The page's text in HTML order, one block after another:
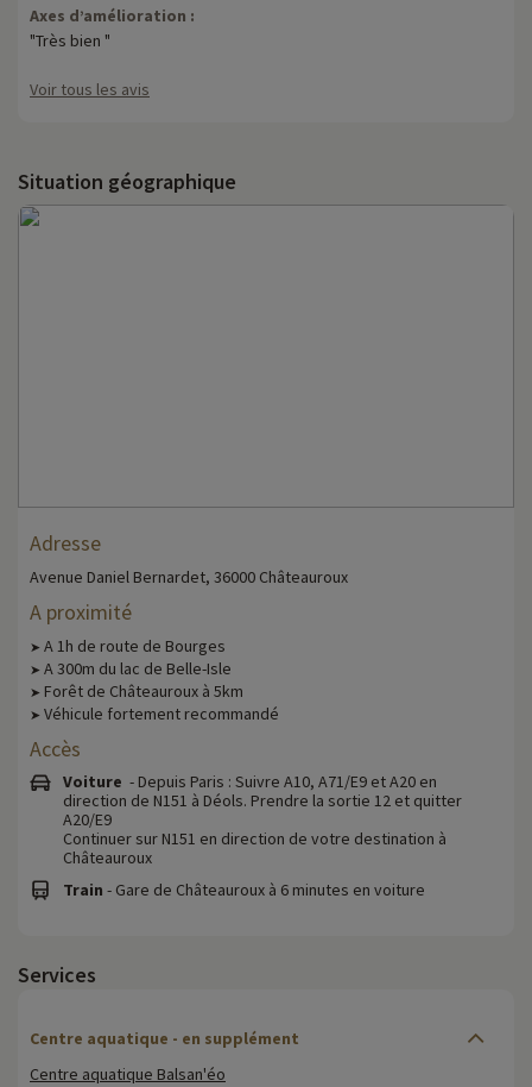
Axes d’amélioration :
"Très bien "
Voir tous les avis
Situation géographique
Adresse
Avenue Daniel Bernardet, 36000 Châteauroux
A proximité
➤ A 1h de route de Bourges
➤ A 300m du lac de Belle-Isle
➤ Forêt de Châteauroux à 5km
➤ Véhicule fortement recommandé
Accès
Voiture - Depuis Paris : Suivre A10, A71/E9 et A20 en
direction de N151 à Déols. Prendre la sortie 12 et quitter
A20/E9
Continuer sur N151 en direction de votre destination à
Châteauroux
Train - Gare de Châteauroux à 6 minutes en voiture
Services
Centre aquatique - en supplément
Centre aquatique Balsan'éo